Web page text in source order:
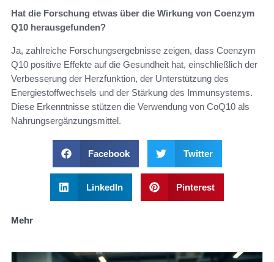
Hat die Forschung etwas über die Wirkung von Coenzym
Q10 herausgefunden?
Ja, zahlreiche Forschungsergebnisse zeigen, dass Coenzym
Q10 positive Effekte auf die Gesundheit hat, einschließlich der
Verbesserung der Herzfunktion, der Unterstützung des
Energiestoffwechsels und der Stärkung des Immunsystems.
Diese Erkenntnisse stützen die Verwendung von CoQ10 als
Nahrungsergänzungsmittel.
Facebook Twitter
LinkedIn Pinterest
Mehr